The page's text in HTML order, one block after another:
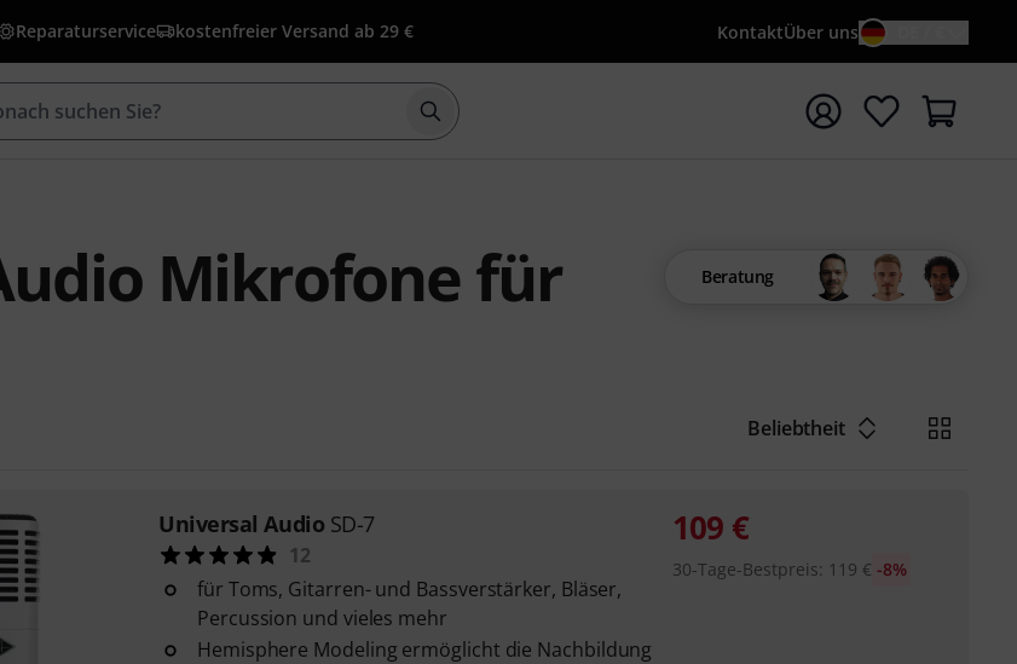
Reparaturservice kostenfreier Versand ab 29 € KontaktÜber uns
Suche mit Suchwort {searchTerm} starten
Mikrofone für
Beratung
Beliebtheit
Universal Audio SD-7
12
für Toms, Gitarren- und Bassverstärker, Bläser,
Percussion und vieles mehr
Hemisphere Modeling ermöglicht die Nachbildung
109 €
30-Tage-Bestpreis: 119 € -8%